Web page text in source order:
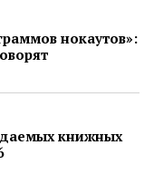
нокаутов»:
книжных